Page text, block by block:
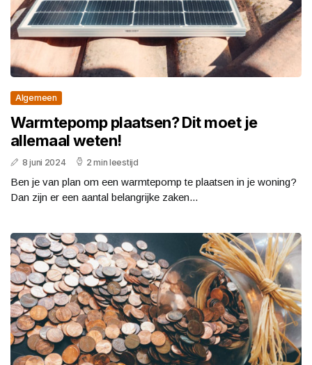
Algemeen
Warmtepomp plaatsen? Dit moet je
allemaal weten!
8 juni 2024 2 min leestijd
Ben je van plan om een warmtepomp te plaatsen in je woning?
Dan zijn er een aantal belangrijke zaken...